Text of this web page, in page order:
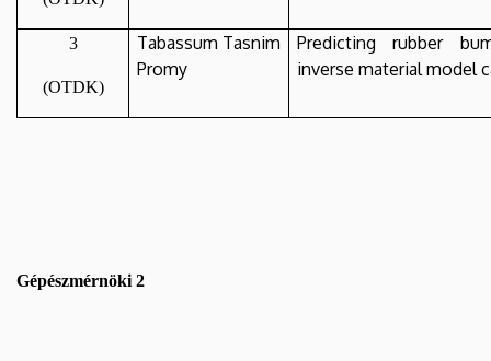
3
(OTDK)
Tabassum Tasnim
Promy
Predicting rubber
inverse material model
Gépészmérnöki 2